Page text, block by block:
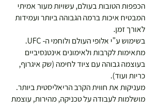
הכפפות הטובות בעולם, עשויות מעור אמיתי
המבטיח איכות ברמה הגבוהה ביותר ועמידות
לאורך זמן.
בשימוש ע"י אלופי העולם ולוחמי ה- UFC.
מתאימות לקרבות ולאימונים אינטנסיביים
בעוצמה גבוהה עם ציוד לחימה (שק איגרוף,
כריות ועוד).
מעניקות את חווית הקרב הריאליסטית ביותר.
מושלמות לעבודה על טכניקה, מהירות, עוצמת